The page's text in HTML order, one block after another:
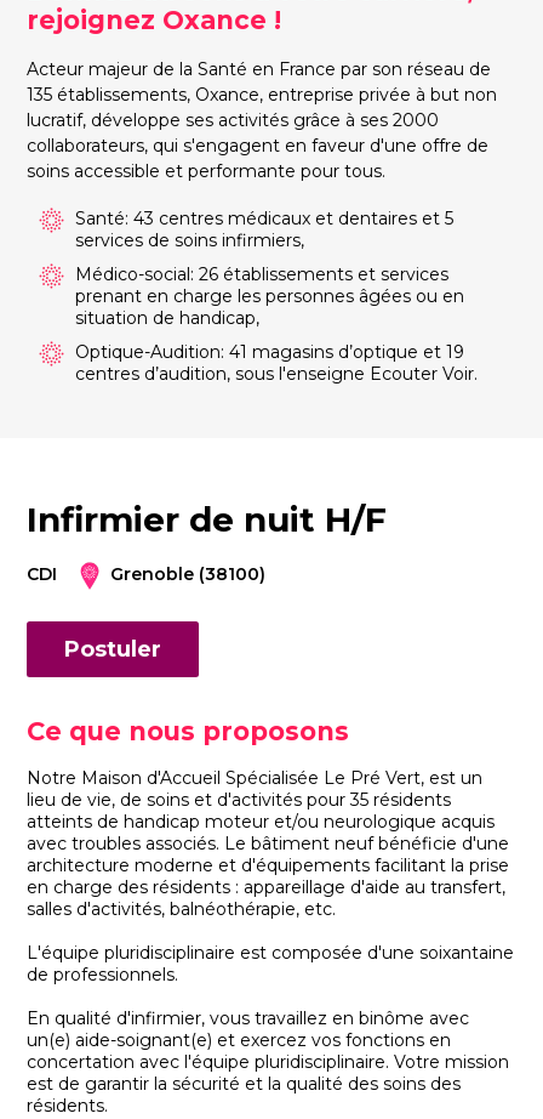
rejoignez Oxance !
Acteur majeur de la Santé en France par son réseau de
135 établissements, Oxance, entreprise privée à but non
lucratif, développe ses activités grâce à ses 2000
collaborateurs, qui s'engagent en faveur d'une offre de
soins accessible et performante pour tous.
Santé: 43 centres médicaux et dentaires et 5
services de soins infirmiers,
Médico-social: 26 établissements et services
prenant en charge les personnes âgées ou en
situation de handicap,
Optique-Audition: 41 magasins d’optique et 19
centres d’audition, sous l'enseigne Ecouter Voir.
Infirmier de nuit H/F
CDI Grenoble (38100)
Postuler
Ce que nous proposons
Notre Maison d'Accueil Spécialisée Le Pré Vert, est un
lieu de vie, de soins et d'activités pour 35 résidents
atteints de handicap moteur et/ou neurologique acquis
avec troubles associés. Le bâtiment neuf bénéficie d'une
architecture moderne et d'équipements facilitant la prise
en charge des résidents : appareillage d'aide au transfert,
salles d'activités, balnéothérapie, etc.
L'équipe pluridisciplinaire est composée d'une soixantaine
de professionnels.
En qualité d'infirmier, vous travaillez en binôme avec
un(e) aide-soignant(e) et exercez vos fonctions en
concertation avec l'équipe pluridisciplinaire. Votre mission
est de garantir la sécurité et la qualité des soins des
résidents.